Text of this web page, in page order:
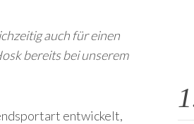
auch für einen
bereits bei unserem
entwickelt,